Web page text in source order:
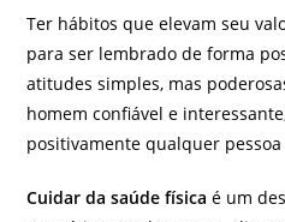
Ter hábitos que elevam seu
para ser lembrado de forma
atitudes simples, mas
homem confiável e
positivamente qualquer
Cuidar da saúde física é um